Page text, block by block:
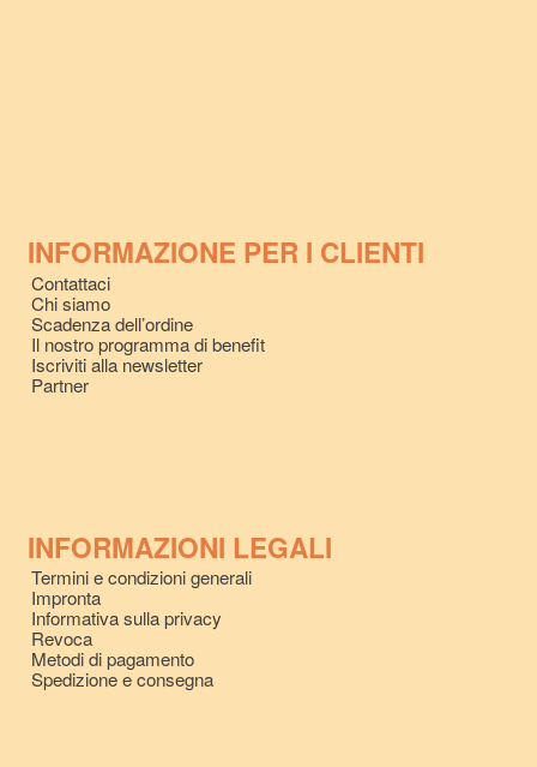
INFORMAZIONE PER I CLIENTI
Contattaci
Chi siamo
Scadenza dell’ordine
Il nostro programma di benefit
Iscriviti alla newsletter
Partner
INFORMAZIONI LEGALI
Termini e condizioni generali
Impronta
Informativa sulla privacy
Revoca
Metodi di pagamento
Spedizione e consegna